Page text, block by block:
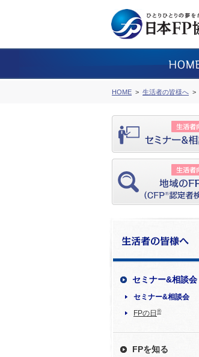
HOME 生活者の皆様へ
セミナー&相談会
セミナー&相談会
FPの日 ®
FPを知る